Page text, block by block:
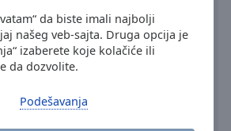
da biste imali najbolji
našeg veb-sajta. Druga opcija je
izaberete koje kolačiće ili
da dozvolite.
Podešavanja